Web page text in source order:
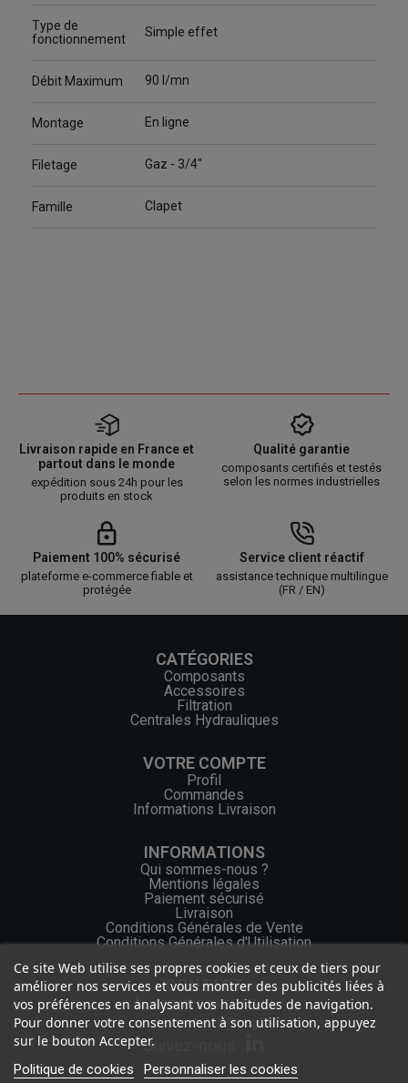
Type de
fonctionnement
Simple effet
Débit Maximum 90 l/mn
Montage En ligne
Filetage Gaz - 3/4"
Famille Clapet
Livraison rapide en France et
partout dans le monde
expédition sous 24h pour les
produits en stock
Qualité garantie
composants certifiés et testés
selon les normes industrielles
Paiement 100% sécurisé
plateforme e-commerce fiable et
protégée
Service client réactif
assistance technique multilingue
(FR / EN)
CATÉGORIES
Composants
Accessoires
Filtration
Centrales Hydrauliques
VOTRE COMPTE
Profil
Commandes
Informations Livraison
INFORMATIONS
Qui sommes-nous ?
Mentions légales
Paiement sécurisé
Livraison
Conditions Générales de Vente
Conditions Générales d'Utilisation
CONTACT
+33 (0) 2 46 65 57 43
contact.web@ocgf.fr
Suivez-nous :
Ce site Web utilise ses propres cookies et ceux de tiers pour
améliorer nos services et vous montrer des publicités liées à
vos préférences en analysant vos habitudes de navigation.
Pour donner votre consentement à son utilisation, appuyez
sur le bouton Accepter.
Politique de cookies Personnaliser les cookies